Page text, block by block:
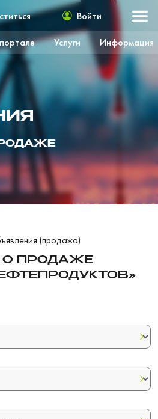
Услуги Информация
Войти
(продажа)
О ПРОДАЖЕ